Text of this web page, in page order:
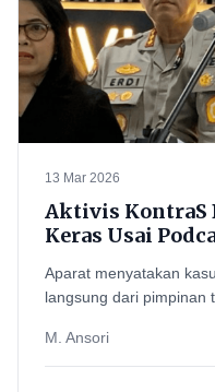
13 Mar 2026
Aktivis KontraS
Keras Usai
Aparat menyatakan
langsung dari pimpinan
M. Ansori